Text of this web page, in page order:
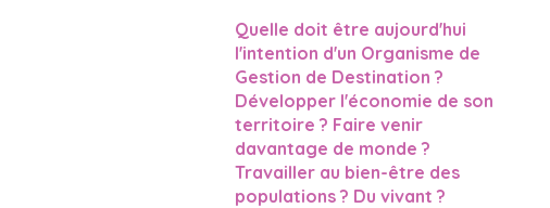
Quelle doit être aujourd'hui
l'intention d'un Organisme de
Gestion de Destination ?
Développer l'économie de son
territoire ? Faire venir
davantage de monde ?
Travailler au bien-être des
populations ? Du vivant ?